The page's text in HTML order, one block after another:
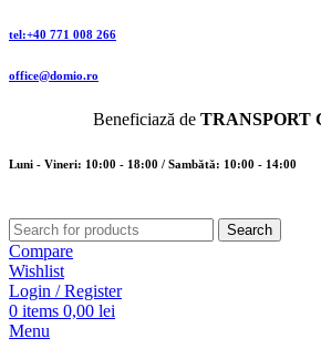
tel:+40 771 008 266
office@domio.ro
Beneficiază de TRANSPORT
Luni - Vineri: 10:00 - 18:00 / Sambătă: 10:00 - 14:00
Search
Compare
Wishlist
Login / Register
0 items 0,00 lei
Menu